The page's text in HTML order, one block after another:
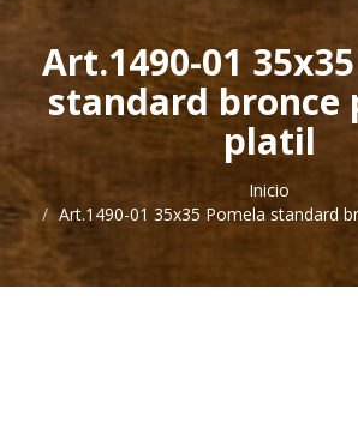
Art.1490-01
standard bronce
platil
Inicio
Art.1490-01 35x35 Pomela standard